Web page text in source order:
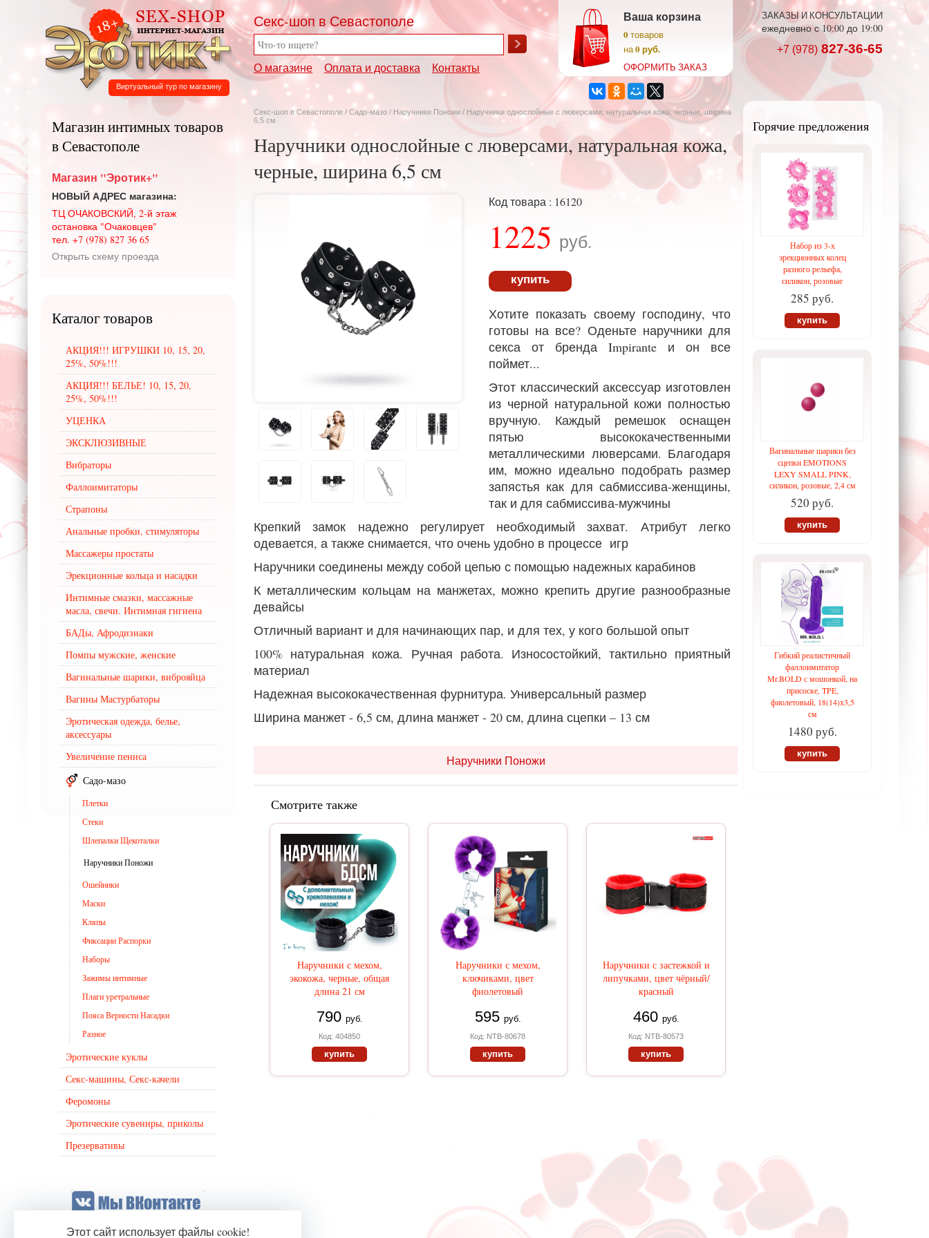
Секс-шоп в Севастополе
О магазине Оплата и доставка Контакты
Ваша корзина
0товаров
на0 руб.
ОФОРМИТЬ ЗАКАЗ
ЗАКАЗЫ И КОНСУЛЬТАЦИИ
ежедневно с 10:00 до 19:00
+7 (978) 827-36-65
Виртуальный тур по магазину
Секс-шоп в Севастополе / Садо-мазо / Наручники Поножи / Наручники однослойные с люверсами, натуральная кожа, черные, ширина
6,5 см
Наручники однослойные с люверсами, натуральная кожа,
черные, ширина 6,5 см
Код товара : 16120
1225 руб.
купить
Хотите показать своему господину, что
готовы на все? Оденьте наручники для
секса от бренда Impirante и он все
поймет...
Этот классический аксессуар изготовлен
из черной натуральной кожи полностью
вручную. Каждый ремешок оснащен
пятью высококачественными
металлическими люверсами. Благодаря
им, можно идеально подобрать размер
запястья как для сабмиссива-женщины,
так и для сабмиссива-мужчины
Крепкий замок надежно регулирует необходимый захват. Атрибут легко
одевается, а также снимается, что очень удобно в процессе игр
Наручники соединены между собой цепью с помощью надежных карабинов
К металлическим кольцам на манжетах, можно крепить другие разнообразные
девайсы
Отличный вариант и для начинающих пар, и для тех, у кого большой опыт
100% натуральная кожа. Ручная работа. Износостойкий, тактильно приятный
материал
Надежная высококачественная фурнитура. Универсальный размер
Ширина манжет - 6,5 см, длина манжет - 20 см, длина сцепки – 13 см
Наручники Поножи
Смотрите также
Наручники с мехом,
экокожа, черные, общая
длина 21 см
790 руб.
Код: 404850
купить
Наручники с мехом,
ключиками, цвет
фиолетовый
595 руб.
Код: NTB-80678
купить
Наручники с застежкой и
липучками, цвет чёрный/
красный
460 руб.
Код: NTB-80573
купить
Горячие предложения
Набор из 3-х
эрекционных колец
разного рельефа,
силикон, розовые
285 руб.
купить
Вагинальные шарики без
сцепки EMOTIONS
LEXY SMALL PINK,
силикон, розовые, 2,4 см
520 руб.
купить
Гибкий реалистичный
фаллоимитатор
Mr.BOLD с мошонкой, на
присоске, TPE,
фиолетовый, 18(14)х3,5
см
1480 руб.
купить
Магазин интимных товаров
в Севастополе
Магазин "Эротик+"
НОВЫЙ АДРЕС магазина:
ТЦ ОЧАКОВСКИЙ, 2-й этаж
остановка "Очаковцев"
тел. +7 (978) 827 36 65
Открыть схему проезда
Каталог товаров
АКЦИЯ!!! ИГРУШКИ 10, 15, 20,
25%, 50%!!!
АКЦИЯ!!! БЕЛЬЕ! 10, 15, 20,
25%, 50%!!!
УЦЕНКА
ЭКСКЛЮЗИВНЫЕ
Вибраторы
Фаллоимитаторы
Страпоны
Анальные пробки, стимуляторы
Массажеры простаты
Эрекционные кольца и насадки
Интимные смазки, массажные
масла, свечи. Интимная гигиена
БАДы, Афродизиаки
Помпы мужские, женские
Вагинальные шарики, виброяйца
Вагины Мастурбаторы
Эротическая одежда, белье,
аксессуары
Увеличение пениса
Садо-мазо
Плетки
Стеки
Шлепалки Щекоталки
Наручники Поножи
Ошейники
Маски
Кляпы
Фиксации Распорки
Наборы
Зажимы интимные
Плаги уретральные
Пояса Верности Насадки
Разное
Эротические куклы
Секс-машины, Секс-качели
Феромоны
Эротические сувениры, приколы
Презервативы
Этот сайт использует файлы cookie!